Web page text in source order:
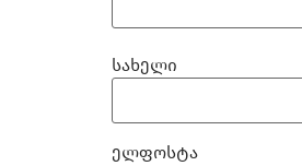
სახელი
ელფოსტა